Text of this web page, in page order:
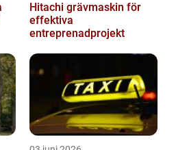
Hitachi grävmaskin för
effektiva
entreprenadprojekt